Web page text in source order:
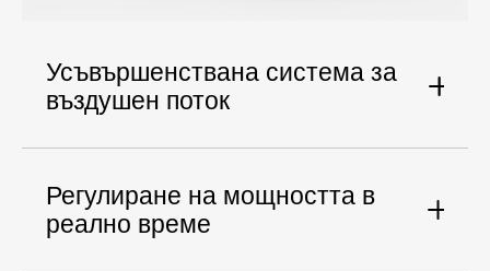
Усъвършенствана система за
въздушен поток
Регулиране на мощността в
реално време